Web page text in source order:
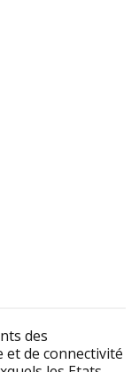
des
et de connectivité